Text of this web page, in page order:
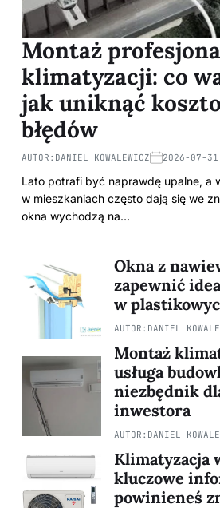
Montaż
klimatyzacji: co
jak uniknąć
błędów
AUTOR: DANIEL KOWALEWICZ 2026-07-31
Lato potrafi być naprawdę upalne, a
w mieszkaniach często dają się we
okna wychodzą na…
Okna z
zapewnić
w
AUTOR: DANIEL
Montaż
usługa
niezbędnik
inwestora
AUTOR: DANIEL
Klimatyzacja
kluczowe
powinieneś